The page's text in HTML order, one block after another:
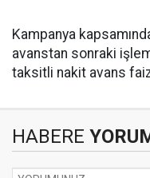
Kampanya
avanstan sonraki
taksitli nakit avans
HABERE